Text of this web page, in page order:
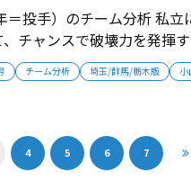
チーム分析 埼玉/群馬/栃木版 小
＝投手）のチーム分析 私
チャンスで破壊力を発揮
ームを作っていきます。打
山口航汰が軸。私立相手
4 5 6 7